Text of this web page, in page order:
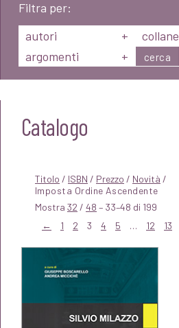
Filtra per:
autori
+ collane
argomenti
+ cerca
Catalogo
Titolo / ISBN / Prezzo / Novità /
Mostra 32 / 48 – 33–48 di 199
←
1 2 3 4 5 … 12 13